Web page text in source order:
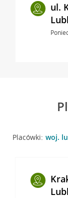
ul.
Placówki: woj.